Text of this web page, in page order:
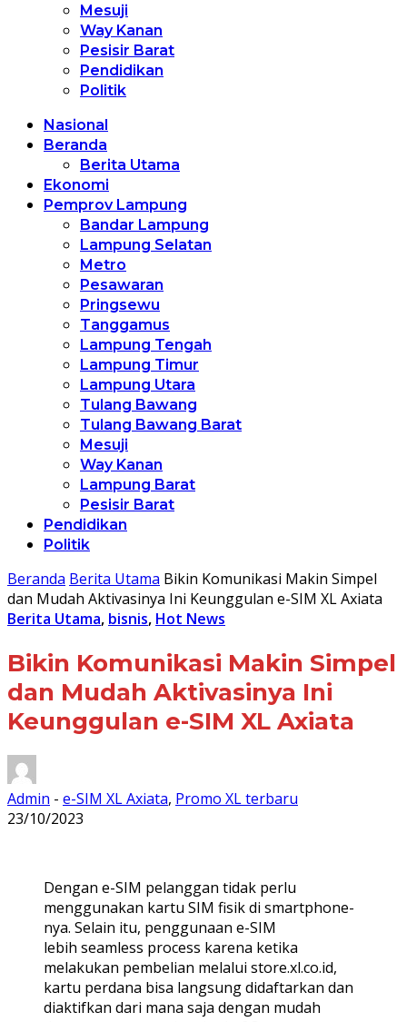
Mesuji
Way Kanan
Pesisir Barat
Pendidikan
Politik
Nasional
Beranda
Berita Utama
Ekonomi
Pemprov Lampung
Bandar Lampung
Lampung Selatan
Metro
Pesawaran
Pringsewu
Tanggamus
Lampung Tengah
Lampung Timur
Lampung Utara
Tulang Bawang
Tulang Bawang Barat
Mesuji
Way Kanan
Lampung Barat
Pesisir Barat
Pendidikan
Politik
Beranda Berita Utama Bikin Komunikasi Makin Simpel
dan Mudah Aktivasinya Ini Keunggulan e-SIM XL Axiata
Berita Utama, bisnis, Hot News
Bikin Komunikasi Makin Simpel
dan Mudah Aktivasinya Ini
Keunggulan e-SIM XL Axiata
Admin - e-SIM XL Axiata, Promo XL terbaru
23/10/2023
Dengan e-SIM pelanggan tidak perlu
menggunakan kartu SIM fisik di smartphone-
nya. Selain itu, penggunaan e-SIM
lebih seamless process karena ketika
melakukan pembelian melalui store.xl.co.id,
kartu perdana bisa langsung didaftarkan dan
diaktifkan dari mana saja dengan mudah